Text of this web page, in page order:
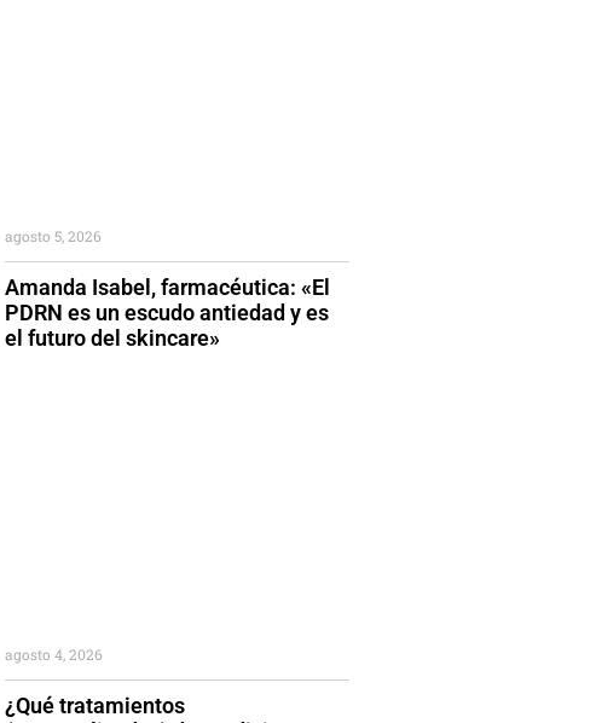
Amanda Isabel, farmacéutica: «El
PDRN es un escudo antiedad y es
el futuro del skincare»
agosto 5, 2026
¿Qué tratamientos
agosto 4, 2026